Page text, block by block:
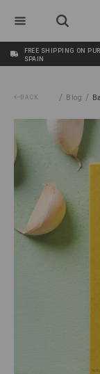
FREE SHIPPING ON
SPAIN
BACK / Blog /